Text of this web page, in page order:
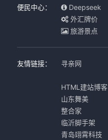
便民中心： Deepseek
外汇牌价
旅游景点
友情链接： 寻亲网
HTML建站博客
山东舞美
整合家
临沂脚手架
青岛翊霄科技